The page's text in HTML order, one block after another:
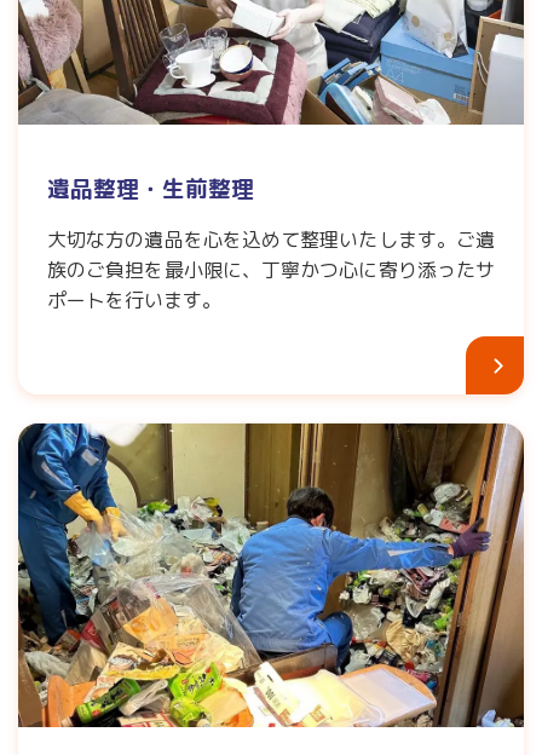
遺品整理・生前整理
大切な方の遺品を心を込めて整理いたします。ご遺
族のご負担を最小限に、丁寧かつ心に寄り添ったサ
ポートを行います。